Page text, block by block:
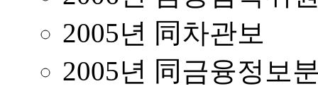
2005년 同차관보
2005년 同금융정보